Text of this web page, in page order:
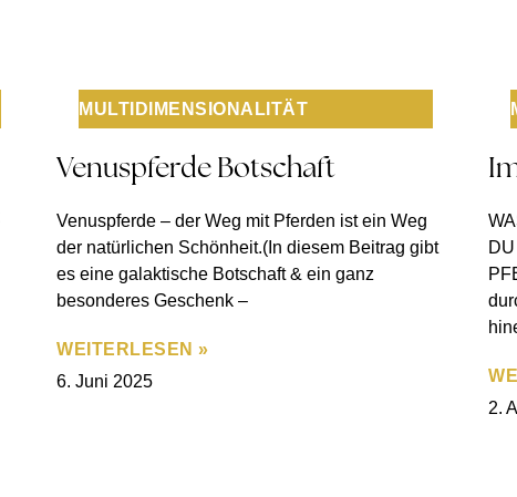
MULTIDIMENSIONALITÄT
Venuspferde Botschaft
Venuspferde – der Weg mit Pferden ist ein Weg
der natürlichen Schönheit.(In diesem Beitrag gibt
es eine galaktische Botschaft & ein ganz
besonderes Geschenk –
WEITERLESEN »
6. Juni 2025
2.